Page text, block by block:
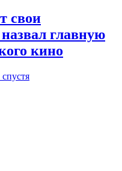
свои
главную
кино